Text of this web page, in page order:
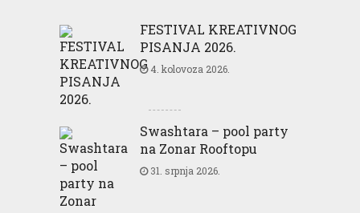
FESTIVAL KREATIVNOG
PISANJA 2026.
4. kolovoza 2026.
Swashtara – pool party
na Zonar Rooftopu
31. srpnja 2026.